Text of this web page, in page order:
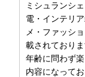
ミシュランシ
電・インテリ
メ・ファッシ
載されており
年齢に問わず
内容になってお